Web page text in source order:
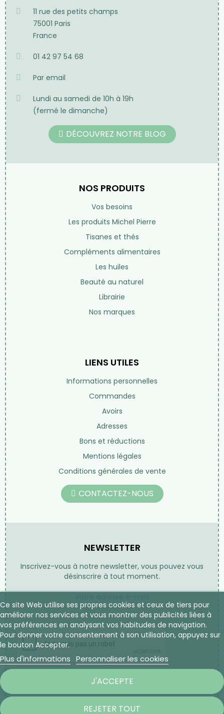
Ce site Web utilise ses propres cookies et ceux de tiers pour
améliorer nos services et vous montrer des publicités liées à
vos préférences en analysant vos habitudes de navigation.
Pour donner votre consentement à son utilisation, appuyez sur
le bouton Accepter.
Plus d'informations Personnaliser les cookies
REJETER TOUT
J'ACCEPTE
11 rue des petits champs
75001 Paris
France
01 42 97 54 68
Par email
Lundi au samedi de 10h à 19h
(fermé le dimanche)
DÉCOUVREZ NOTRE BLOG
NOS PRODUITS
Vos besoins
Les produits Michel Pierre
Tisanes et thés
Compléments alimentaires
Les huiles
Beauté au naturel
Librairie
Nos marques
LIENS UTILES
Informations personnelles
Commandes
Avoirs
Adresses
Bons et réductions
Mentions légales
Conditions générales de vente
CONTACTEZ-NOUS
NEWSLETTER
Inscrivez-vous à notre newsletter, vous pouvez vous
désinscrire à tout moment.
S’ABONNER